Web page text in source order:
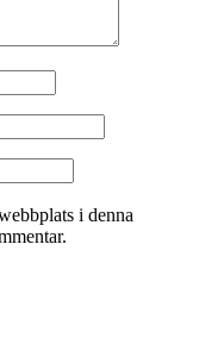
i denna